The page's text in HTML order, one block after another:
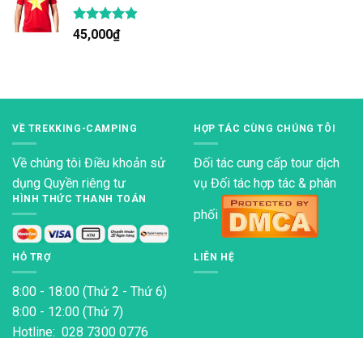
Được xếp
hạng
4.80
45,000₫
VỀ TREKKING-CAMPING
Về chúng tôi Điều khoản sử
dụng Quyền riêng tư
HÌNH THỨC THANH TOÁN
HỢP TÁC CÙNG CHÚNG TÔI
Đối tác cung cấp tour dịch
vụ Đối tác hợp tác & phân
phối
HỖ TRỢ
8:00 - 18:00 (Thứ 2 - Thứ 6)
8:00 - 12:00 (Thứ 7)
Hotline: 028 7300 0776
LIÊN HỆ